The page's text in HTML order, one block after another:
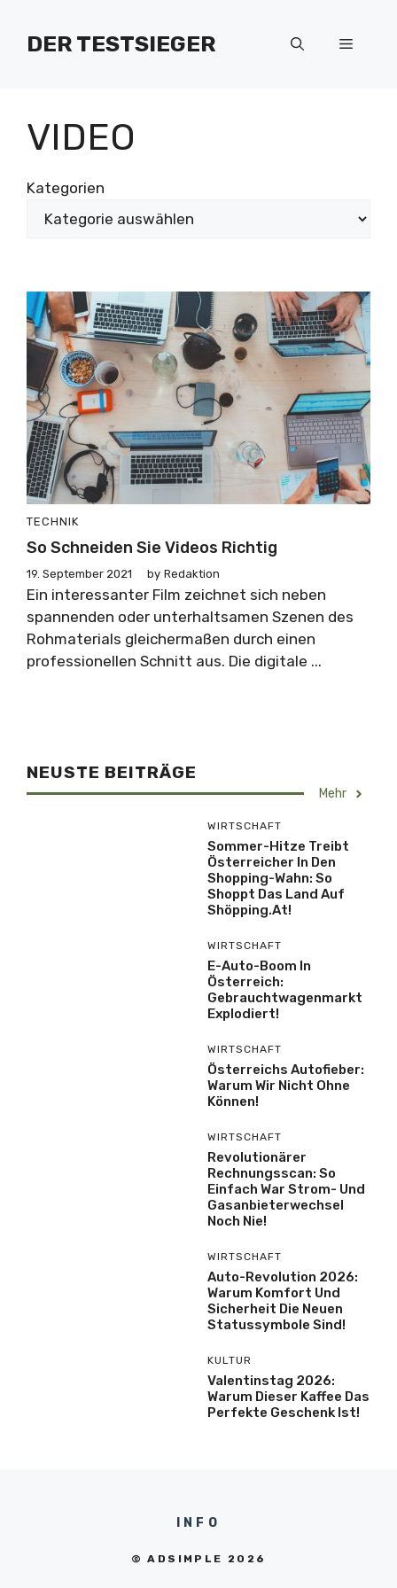
Inhalt
springenDER TESTSIEGER Menü
VIDEO
Kategorien
TECHNIK
So Schneiden Sie Videos Richtig
19. September 2021 by Redaktion
Ein interessanter Film zeichnet sich neben
spannenden oder unterhaltsamen Szenen des
Rohmaterials gleichermaßen durch einen
professionellen Schnitt aus. Die digitale ...
NEUSTE BEITRÄGE
Mehr
WIRTSCHAFT
Sommer-Hitze Treibt
Österreicher In Den
Shopping-Wahn: So
Shoppt Das Land Auf
Shöpping.at!
WIRTSCHAFT
E-Auto-Boom In
Österreich:
Gebrauchtwagenmarkt
Explodiert!
WIRTSCHAFT
Österreichs Autofieber:
Warum Wir Nicht Ohne
Können!
WIRTSCHAFT
Revolutionärer
Rechnungsscan: So
Einfach War Strom- Und
Gasanbieterwechsel
Noch Nie!
WIRTSCHAFT
Auto-Revolution 2026:
Warum Komfort Und
Sicherheit Die Neuen
Statussymbole Sind!
KULTUR
Valentinstag 2026:
Warum Dieser Kaffee Das
Perfekte Geschenk Ist!
INFO
© ADSIMPLE 2026